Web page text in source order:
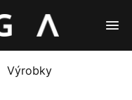
Výrobky